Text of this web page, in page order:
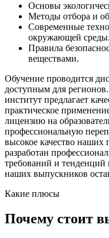
Основы
Методы отбора и
Современные
окружающей среды.
Правила
веществами.
Обучение проводится
доступным для
институт предлагает
практическое
лицензию на
профессиональную
высокое качество наших
разработан
требований и тенденций
наших выпускников
Какие плюсы
Почему стоит